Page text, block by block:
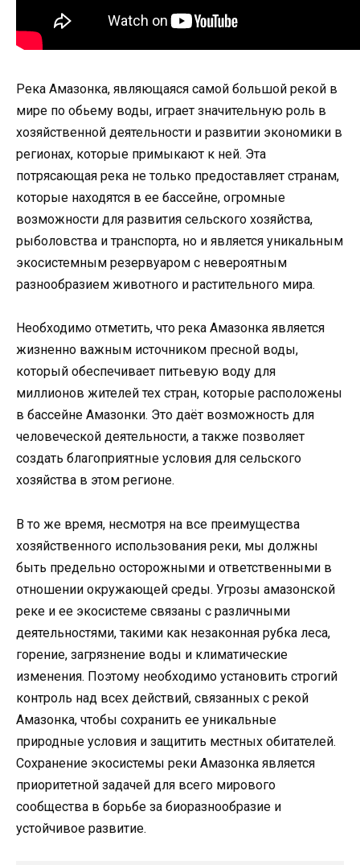
Река Амазонка, являющаяся самой большой рекой в
мире по обьему воды, играет значительную роль в
хозяйственной деятельности и развитии экономики в
регионах, которые примыкают к ней. Эта
потрясающая река не только предоставляет странам,
которые находятся в ее бассейне, огромные
возможности для развития сельского хозяйства,
рыболовства и транспорта, но и является уникальным
экосистемным резервуаром с невероятным
разнообразием животного и растительного мира.
Необходимо отметить, что река Амазонка является
жизненно важным источником пресной воды,
который обеспечивает питьевую воду для
миллионов жителей тех стран, которые расположены
в бассейне Амазонки. Это даёт возможность для
человеческой деятельности, а также позволяет
создать благоприятные условия для сельского
хозяйства в этом регионе.
В то же время, несмотря на все преимущества
хозяйственного использования реки, мы должны
быть предельно осторожными и ответственными в
отношении окружающей среды. Угрозы амазонской
реке и ее экосистеме связаны с различными
деятельностями, такими как незаконная рубка леса,
горение, загрязнение воды и климатические
изменения. Поэтому необходимо установить строгий
контроль над всех действий, связанных с рекой
Амазонка, чтобы сохранить ее уникальные
природные условия и защитить местных обитателей.
Сохранение экосистемы реки Амазонка является
приоритетной задачей для всего мирового
сообщества в борьбе за биоразнообразие и
устойчивое развитие.